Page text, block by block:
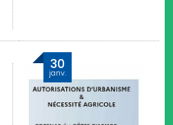
30
janv.